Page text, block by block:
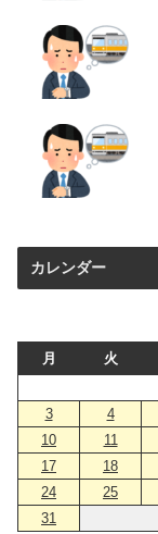
カレンダー
月 火
3
4
10
11
17
18
24
25
31